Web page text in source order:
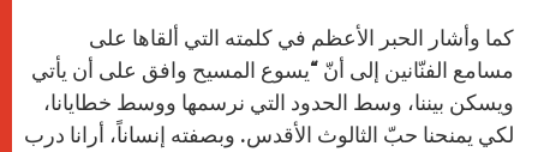
كما وأشار الحبر الأعظم في كلمته التي ألقاها على
مسامع الفنّانين إلى أنّ “يسوع المسيح وافق على أن يأتي
ويسكن بيننا، وسط الحدود التي نرسمها ووسط خطايانا،
لكي يمنحنا حبّ الثالوث الأقدس. وبصفته إنساناً، أرانا درب